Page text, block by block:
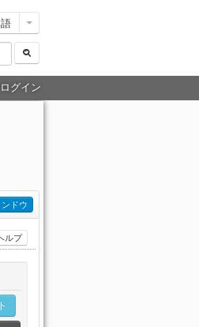
ログイン
ドウ
ルプ